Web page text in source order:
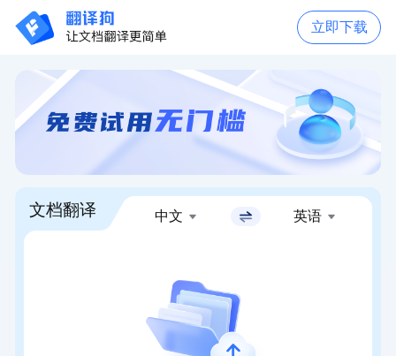
立即下载
文档翻译 中文 英语